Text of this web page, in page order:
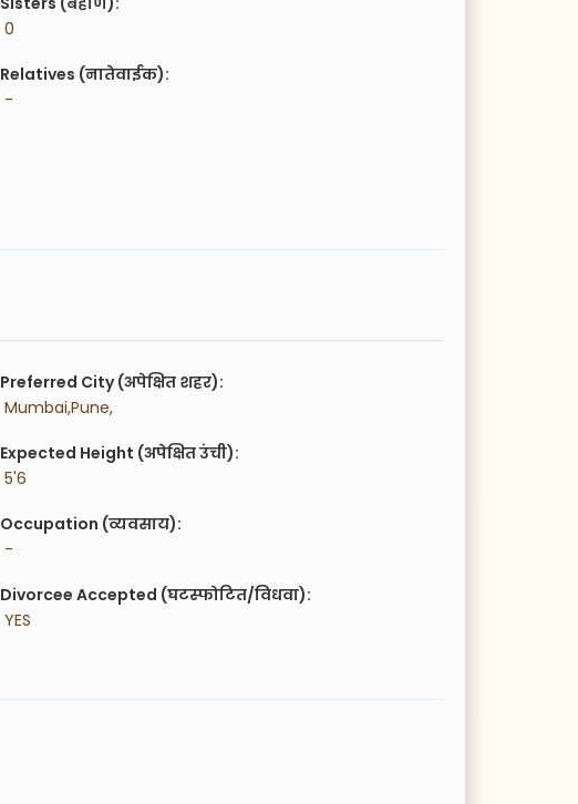
0
Relatives (नातेवाईक):
-
Preferred City (अपेक्षित शहर):
Mumbai,Pune,
Expected Height (अपेक्षित उंची):
5'6
Occupation (व्यवसाय):
-
Divorcee Accepted (घटस्फोटित/विधवा):
YES